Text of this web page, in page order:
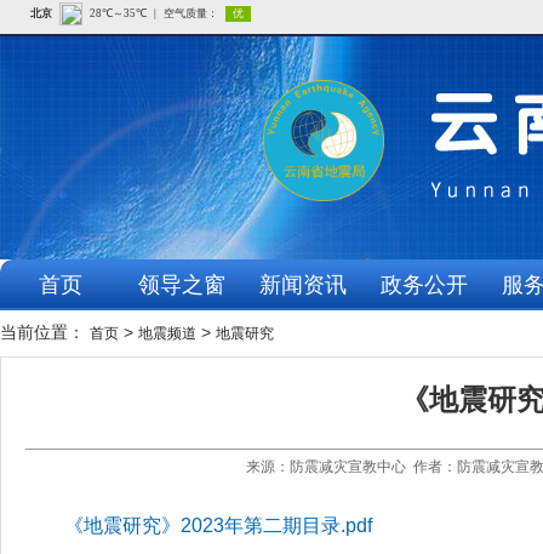
首页 领导之窗 新闻资讯 政务公开 服
当前位置： 首页 > 地震频道 > 地震研究
《地震研
来源：防震减灾宣教中心 作者：防震减灾宣
《地震研究》2023年第二期目录.pdf